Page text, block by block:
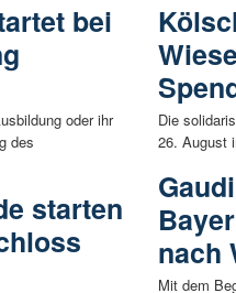
bei
oder ihr
des
starten
Die
26. August
nach
Mit dem